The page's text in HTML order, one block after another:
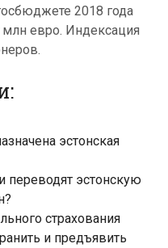
2018 года
евро. Индексация
эстонская
переводят эстонскую
страхования
и предъявить